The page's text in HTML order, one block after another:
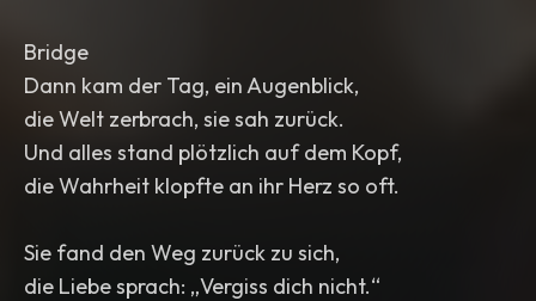
Bridge
Dann kam der Tag, ein Augenblick,
die Welt zerbrach, sie sah zurück.
Und alles stand plötzlich auf dem Kopf,
die Wahrheit klopfte an ihr Herz so oft.
Sie fand den Weg zurück zu sich,
die Liebe sprach: „Vergiss dich nicht.“